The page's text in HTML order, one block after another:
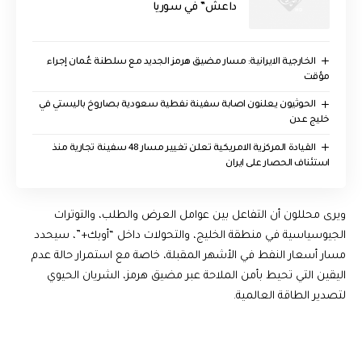
داعش” في سوريا
الخارجية الايرانية: مسار مضيق هرمز الجديد مع سلطنة عُمان إجراء
مؤقت
الحوثيون يعلنون اصابة سفينة نفطية سعودية بصاروخ باليستي في
خليج عدن
القيادة المركزية الامريكية تعلن تغيير مسار 48 سفينة تجارية منذ
استئناف الحصار على ايران
ويرى محللون أن التفاعل بين عوامل العرض والطلب، والتوترات
الجيوسياسية في منطقة الخليج، والتحولات داخل “أوبك+”، سيحدد
مسار أسعار النفط في الأشهر المقبلة، خاصة مع استمرار حالة عدم
اليقين التي تحيط بأمن الملاحة عبر مضيق هرمز، الشريان الحيوي
لتصدير الطاقة العالمية.